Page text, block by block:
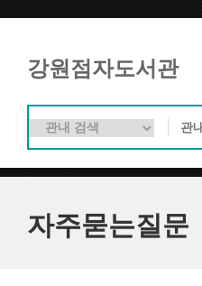
강원점자도서관
자주묻는질문